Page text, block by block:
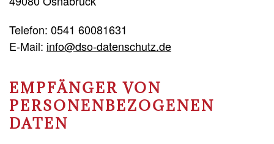
Telefon: 0541 60081631
E-Mail: info@dso-datenschutz.de
EMPFÄNGER VON
PERSONENBEZOGENEN
DATEN